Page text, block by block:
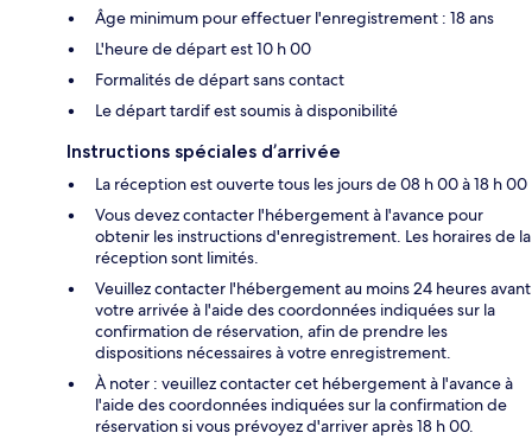
Âge minimum pour effectuer l'enregistrement : 18 ans
L'heure de départ est 10 h 00
Formalités de départ sans contact
Le départ tardif est soumis à disponibilité
Instructions spéciales d’arrivée
La réception est ouverte tous les jours de 08 h 00 à 18 h 00
Vous devez contacter l'hébergement à l'avance pour
obtenir les instructions d'enregistrement. Les horaires de la
réception sont limités.
Veuillez contacter l'hébergement au moins 24 heures avant
votre arrivée à l'aide des coordonnées indiquées sur la
confirmation de réservation, afin de prendre les
dispositions nécessaires à votre enregistrement.
À noter : veuillez contacter cet hébergement à l'avance à
l'aide des coordonnées indiquées sur la confirmation de
réservation si vous prévoyez d'arriver après 18 h 00.